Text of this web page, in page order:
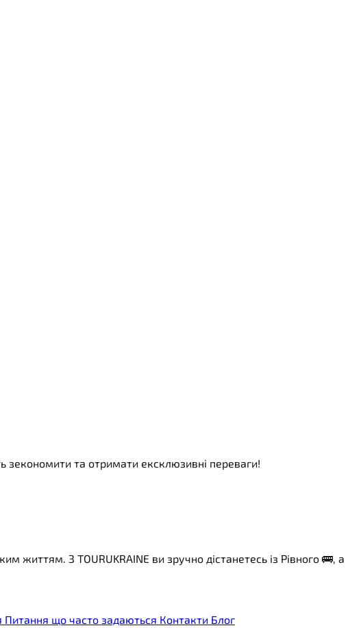
зекономити та отримати ексклюзивні переваги!
З TOURUKRAINE ви зручно дістанетесь із Рівного 🚌, а
Питання що часто задаються Контакти Блог